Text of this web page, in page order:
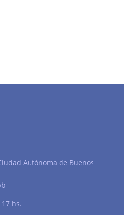
Autónoma de Buenos
hs.